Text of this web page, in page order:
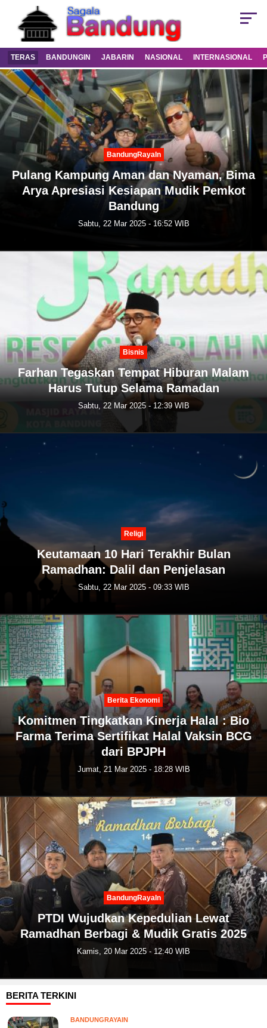
TERAS BANDUNGIN JABARIN NASIONAL INTERNASIONAL
BandungRayaIn
Pulang Kampung Aman dan Nyaman, Bima
Arya Apresiasi Kesiapan Mudik Pemkot
Bandung
Sabtu, 22 Mar 2025 - 16:52 WIB
Bisnis
Farhan Tegaskan Tempat Hiburan Malam
Harus Tutup Selama Ramadan
Sabtu, 22 Mar 2025 - 12:39 WIB
Religi
Keutamaan 10 Hari Terakhir Bulan
Ramadhan: Dalil dan Penjelasan
Sabtu, 22 Mar 2025 - 09:33 WIB
Berita Ekonomi
Komitmen Tingkatkan Kinerja Halal : Bio
Farma Terima Sertifikat Halal Vaksin BCG
dari BPJPH
Jumat, 21 Mar 2025 - 18:28 WIB
BandungRayaIn
PTDI Wujudkan Kepedulian Lewat
Ramadhan Berbagi & Mudik Gratis 2025
Kamis, 20 Mar 2025 - 12:40 WIB
BERITA TERKINI
BANDUNGRAYAIN